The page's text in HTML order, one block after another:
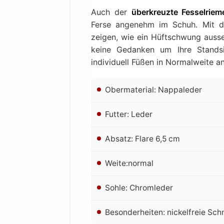
Auch der überkreuzte
Ferse angenehm im Schuh. Mit
zeigen, wie ein Hüftschwung
keine Gedanken um Ihre
individuell Füßen in Normalweite
Obermaterial: Nappaleder
Futter: Leder
Absatz: Flare 6,5 cm
Weite:normal
Sohle: Chromleder
Besonderheiten: nickelfreie